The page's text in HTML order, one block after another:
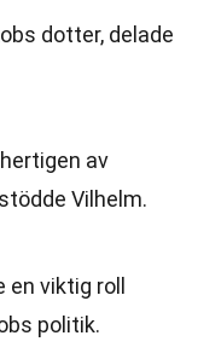
dotter, delade
av
Vilhelm.
viktig roll
politik.